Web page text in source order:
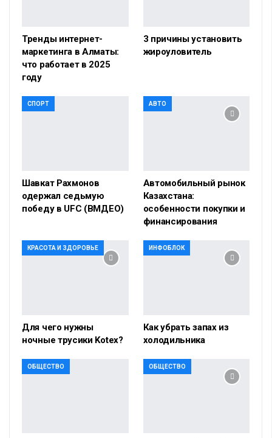
Тренды интернет-
маркетинга в Алматы:
что работает в 2025
году
3 причины установить
жироуловитель
СПОРТ
Шавкат Рахмонов
одержал седьмую
победу в UFC (ВМДЕО)
АВТО
Автомобильный рынок
Казахстана:
особенности покупки и
финансирования
КРАСОТА И ЗДОРОВЬЕ
Для чего нужны
ночные трусики Kotex?
ИНФОБЛОК
Как убрать запах из
холодильника
ОБЩЕСТВО ОБЩЕСТВО